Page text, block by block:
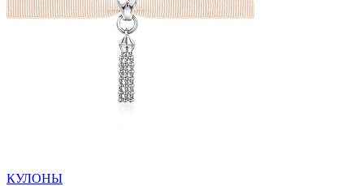
КУЛОНЫ